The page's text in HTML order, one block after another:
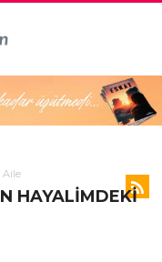
Aile
HAYALIMDEKI